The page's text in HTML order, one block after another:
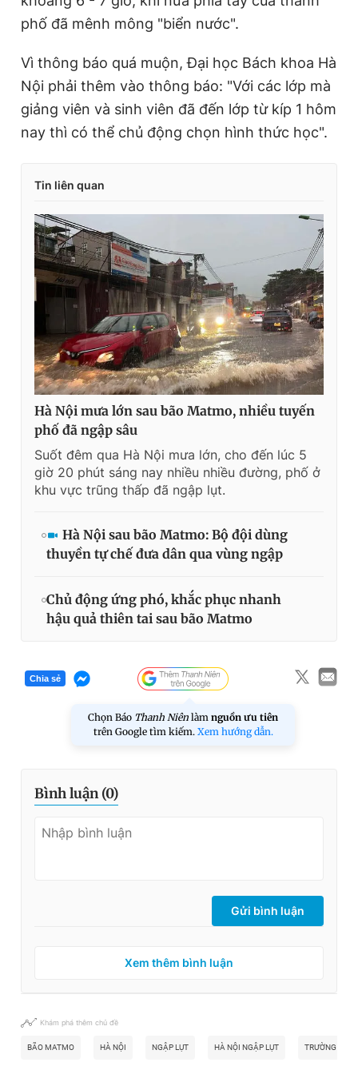
phố đã mênh mông "biển nước".
Vì thông báo quá muộn, Đại học Bách khoa Hà
Nội phải thêm vào thông báo: "Với các lớp mà
giảng viên và sinh viên đã đến lớp từ kíp 1 hôm
nay thì có thể chủ động chọn hình thức học".
Tin liên quan
Hà Nội mưa lớn sau bão Matmo, nhiều tuyến
phố đã ngập sâu
Suốt đêm qua Hà Nội mưa lớn, cho đến lúc 5
giờ 20 phút sáng nay nhiều nhiều đường, phố ở
khu vực trũng thấp đã ngập lụt.
Hà Nội sau bão Matmo: Bộ đội dùng
thuyền tự chế đưa dân qua vùng ngập
Chủ động ứng phó, khắc phục nhanh
hậu quả thiên tai sau bão Matmo
Chia sẻ
Chọn Báo Thanh Niên làm nguồn ưu tiên
trên Google tìm kiếm. Xem hướng dẫn.
Bình luận (0)
Gửi bình luận
Xem thêm bình luận
Khám phá thêm chủ đề
BÃO MATMO HÀ NỘI NGẬP LỤT HÀ NỘI NGẬP LỤT TRƯỜNG ĐẠI